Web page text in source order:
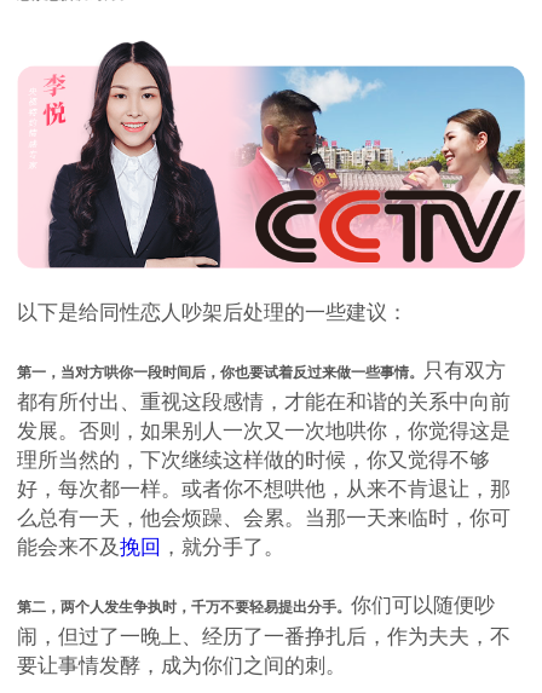
以下是给同性恋人吵架后处理的一些建议：
第一，当对方哄你一段时间后，你也要试着反过来做一些事情。
只有双方
都有所付出、重视这段感情，才能在和谐的关系中向前
发展。否则，如果别人一次又一次地哄你，你觉得这是
理所当然的，下次继续这样做的时候，你又觉得不够
好，每次都一样。或者你不想哄他，从来不肯退让，那
么总有一天，他会烦躁、会累。当那一天来临时，你可
能会来不及挽回 ，就分手了。
第二，两个人发生争执时，千万不要轻易提出分手。 你们可以随便吵
闹，但过了一晚上、经历了一番挣扎后，作为夫夫，不
要让事情发酵，成为你们之间的刺。